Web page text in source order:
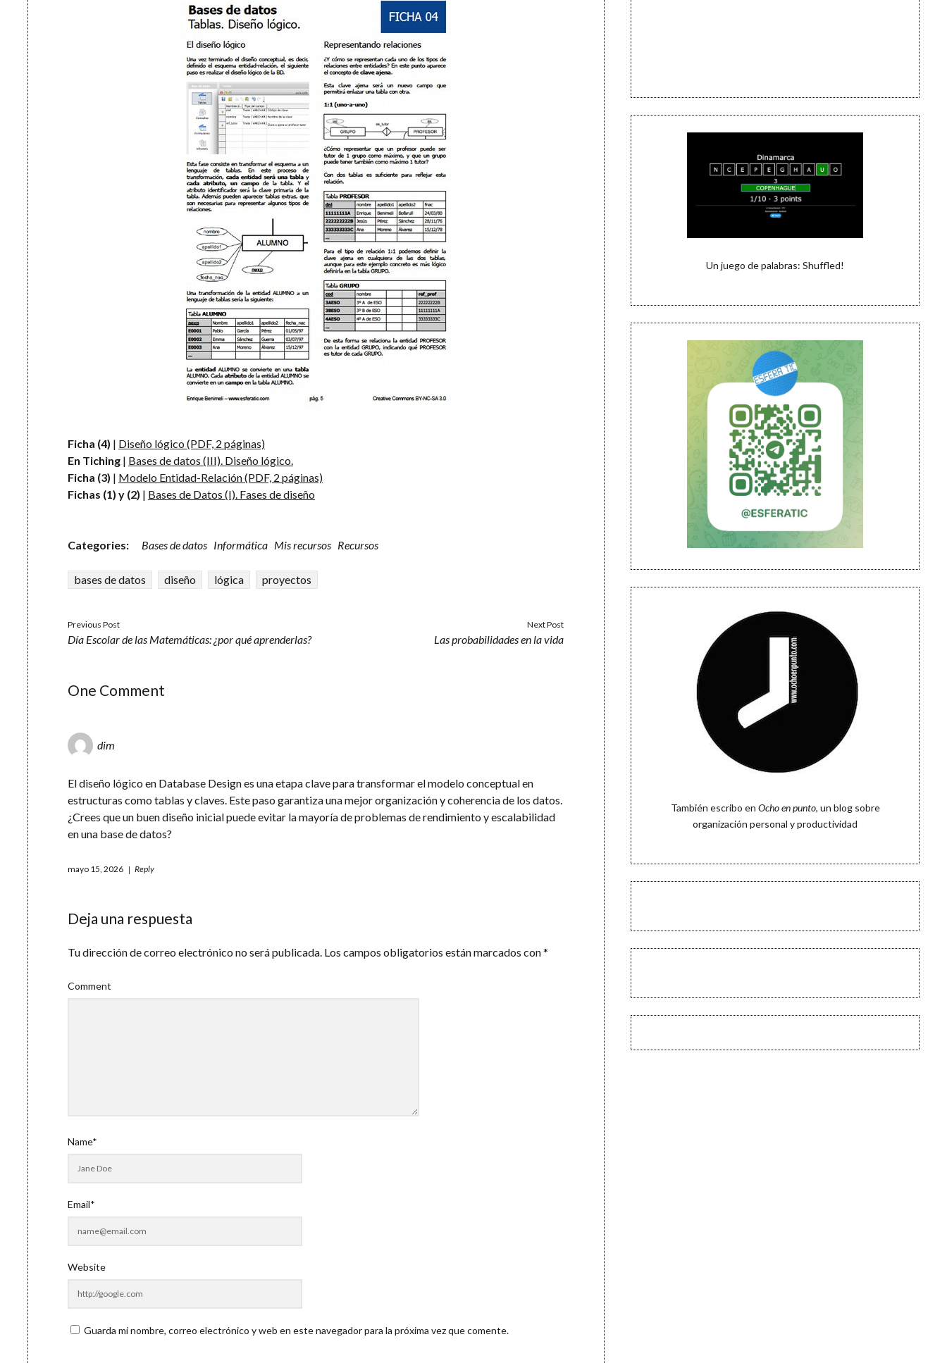
Ficha (4) | Diseño lógico (PDF, 2 páginas)
En Tiching| Bases de datos (III). Diseño lógico.
Ficha (3) | Modelo Entidad-Relación (PDF, 2 páginas)
Fichas (1) y (2) | Bases de Datos (I). Fases de diseño
Categories: Bases de datos Informática Mis recursos Recursos
bases de datos diseño lógica proyectos
Previous Post
Día Escolar de las Matemáticas: ¿por qué aprenderlas?
Next Post
Las probabilidades en la vida
One Comment
dim
El diseño lógico en Database Design es una etapa clave para transformar el modelo conceptual en
estructuras como tablas y claves. Este paso garantiza una mejor organización y coherencia de los datos.
¿Crees que un buen diseño inicial puede evitar la mayoría de problemas de rendimiento y escalabilidad
en una base de datos?
mayo 15, 2026 Reply
Deja una respuesta
Tu dirección de correo electrónico no será publicada. Los campos obligatorios están marcados con*
Comment
Name*
Email*
Website
Guarda mi nombre, correo electrónico y web en este navegador para la próxima vez que comente.
Un juego de palabras: Shuffled!
También escribo en Ocho en punto, un blog sobre
organización personal y productividad